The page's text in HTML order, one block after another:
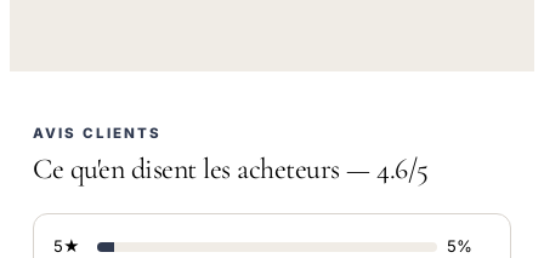
AVIS CLIENTS
Ce qu'en disent les acheteurs — 4.6/5
5★
5%